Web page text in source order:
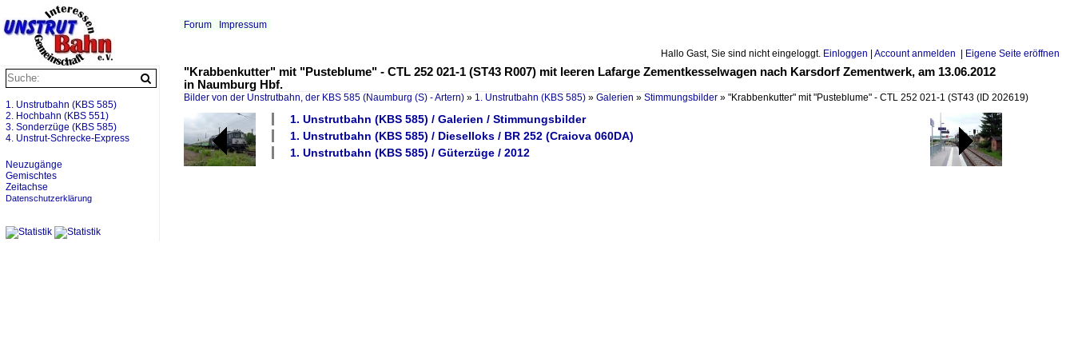
Hallo Gast, Sie sind nicht eingeloggt. Einloggen Account anmelden Eigene Seite eröffnen
Forum Impressum
"Krabbenkutter" mit "Pusteblume" - CTL 252 021-1 (ST43 R007) mit leeren Lafarge Zementkesselwagen nach Karsdorf Zementwerk, am 13.06.2012
in Naumburg Hbf.
Bilder von der Unstrutbahn, der KBS 585 (Naumburg (S) - Artern) » 1. Unstrutbahn (KBS 585) » Galerien » Stimmungsbilder » "Krabbenkutter" mit "Pusteblume" - CTL 252 021-1 (ST43 (ID 202619)
1. Unstrutbahn (KBS 585) / Galerien / Stimmungsbilder
1. Unstrutbahn (KBS 585) / Dieselloks / BR 252 (Craiova 060DA)
1. Unstrutbahn (KBS 585) / Güterzüge / 2012
1. Unstrutbahn (KBS 585)
2. Hochbahn (KBS 551)
3. Sonderzüge (KBS 585)
4. Unstrut-Schrecke-Express
Neuzugänge
Gemischtes
Zeitachse
Datenschutzerklärung